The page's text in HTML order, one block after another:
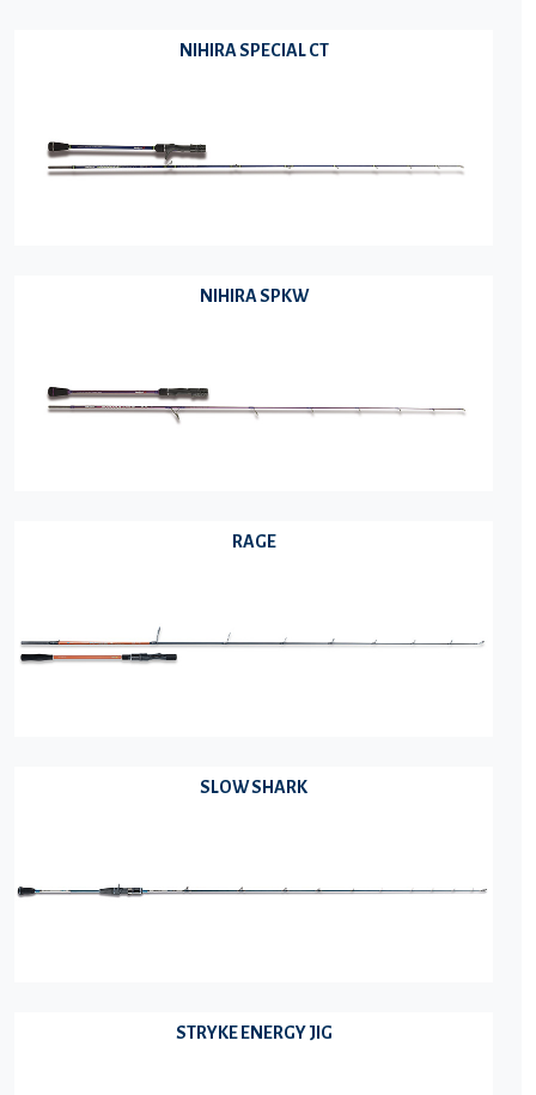
NIHIRA SPECIAL CT
NIHIRA SPKW
RAGE
SLOW SHARK
STRYKE ENERGY JIG